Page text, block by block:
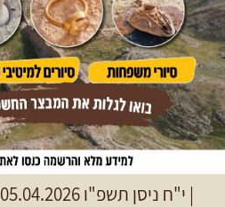
| י"ח ניסן תשפ"ו 05.04.2026 | שעת התחלה 10:00